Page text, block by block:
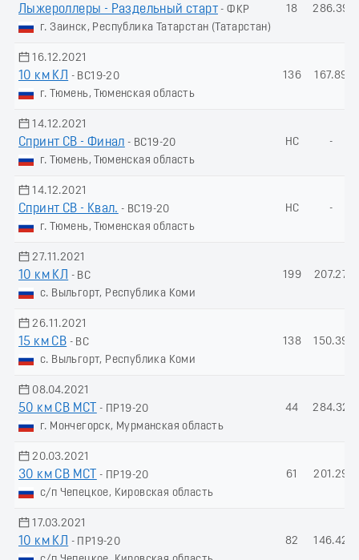
Лыжероллеры - Раздельный старт - ФКР
г. Заинск, Республика Татарстан (Татарстан)
18 286.39
16.12.2021
10 км КЛ
- ВС19-20
г. Тюмень, Тюменская область
136 167.89
14.12.2021
Спринт СВ - Финал - ВС19-20
г. Тюмень, Тюменская область
НС -
14.12.2021
Спринт СВ - Квал. - ВС19-20
г. Тюмень, Тюменская область
НС -
27.11.2021
10 км КЛ
- ВС
с. Выльгорт, Республика Коми
199 207.27
26.11.2021
15 км СВ - ВС
с. Выльгорт, Республика Коми
138 150.39
08.04.2021
50 км СВ МСТ
- ПР19-20
г. Мончегорск, Мурманская область
44 284.32
20.03.2021
30 км СВ МСТ
- ПР19-20
с/п Чепецкое, Кировская область
61 201.29
17.03.2021
10 км КЛ
- ПР19-20
82 146.42